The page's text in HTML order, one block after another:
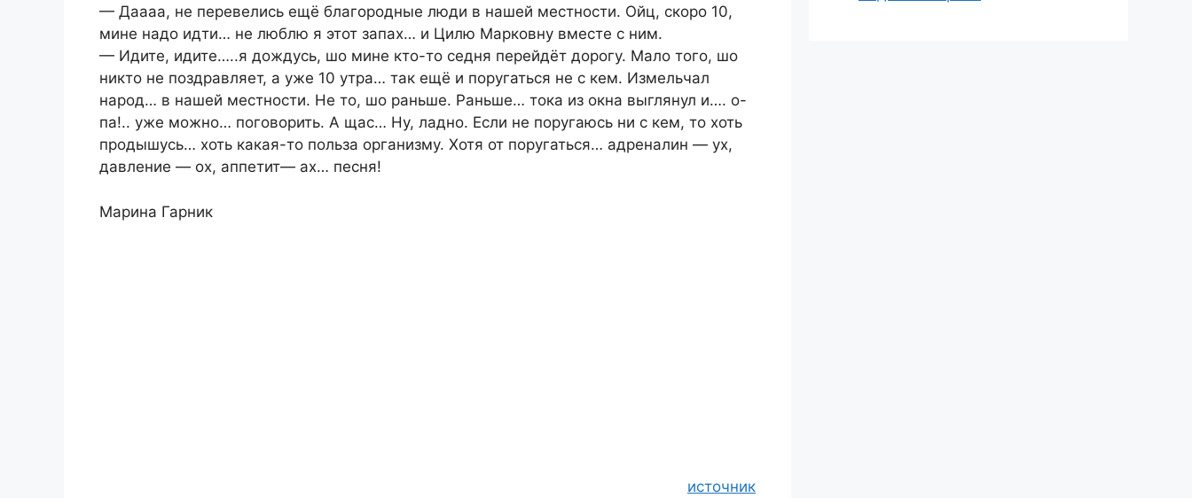
— Даааа, не перевелись ещё благородные люди в нашей местности. Ойц, скоро 10,
мине надо идти… не люблю я этот запах… и Цилю Марковну вместе с ним.
— Идите, идите…..я дождусь, шо мине кто-то седня перейдёт дорогу. Мало того, шо
никто не поздравляет, а уже 10 утра… так ещё и поругаться не с кем. Измельчал
народ… в нашей местности. Не то, шо раньше. Раньше… тока из окна выглянул и…. о-
па!.. уже можно… поговорить. А щас… Ну, ладно. Если не поругаюсь ни с кем, то хоть
продышусь… хоть какая-то польза организму. Хотя от поругаться… адреналин — ух,
давление — ох, аппетит— ах… песня!
Марина Гарник
источник